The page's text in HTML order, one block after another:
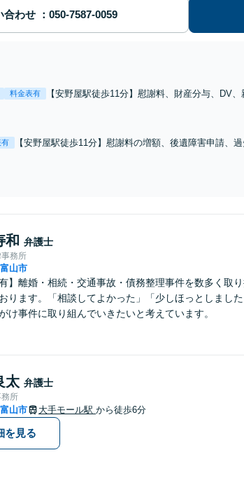
合わせ
料金表有
【安野屋駅徒歩11分】慰謝料、財産分与、DV
有
【安野屋駅徒歩11分】慰謝料の増額、後遺障害申請、
和 弁護士
務所
富山市
有】離婚・相続・交通事故・債務整理事件を数多く取
ります。「相談してよかった」「少しほっとしまし
け事件に取り組んでいきたいと考えています。
太 弁護士
所
富山市 大手モール駅 から徒歩6分
を見る